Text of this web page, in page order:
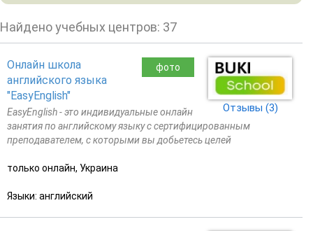
Найдено учебных центров: 37
Отзывы (3)
фото
Онлайн школа
английского языка
"EasyEnglish"
EasyEnglish - это индивидуальные онлайн
занятия по английскому языку с сертифицированным
преподавателем, с которыми вы добьетесь целей
только онлайн, Украина
Языки: английский